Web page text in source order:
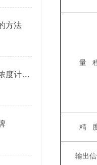
方法
精准监测不掉线：氢氧化钾浓度计正确使用与日常维护
量
精
输出